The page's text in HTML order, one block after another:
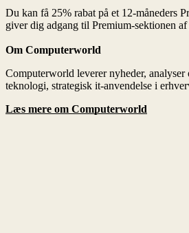
Om Computerworld
Læs mere om Computerworld